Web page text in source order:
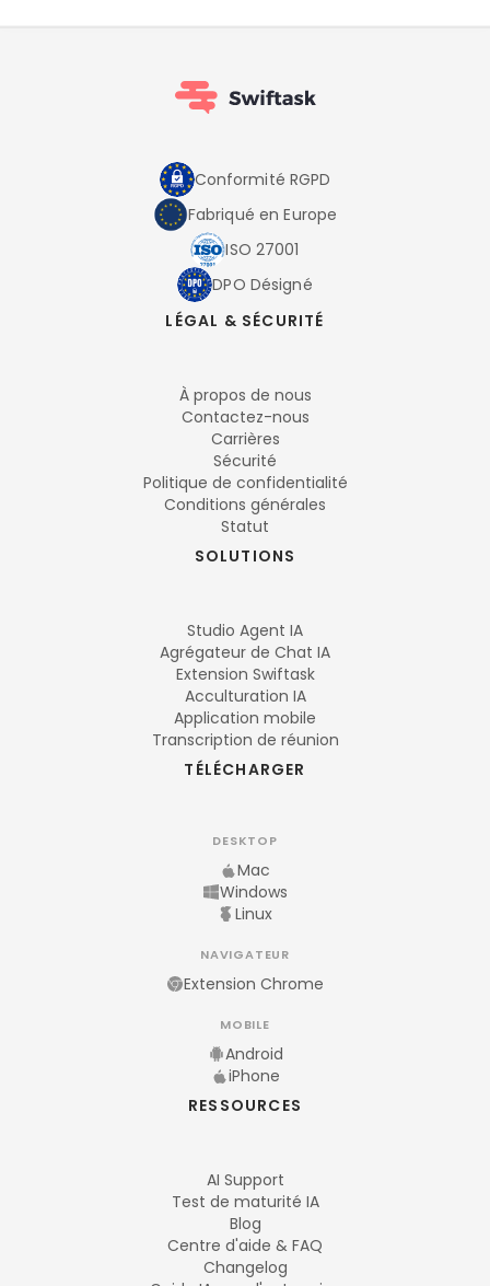
Conformité RGPD
Fabriqué en Europe
ISO 27001
DPO Désigné
LÉGAL & SÉCURITÉ
À propos de nous
Contactez-nous
Carrières
Sécurité
Politique de confidentialité
Conditions générales
Statut
SOLUTIONS
Studio Agent IA
Agrégateur de Chat IA
Extension Swiftask
Acculturation IA
Application mobile
Transcription de réunion
TÉLÉCHARGER
DESKTOP
Mac
Windows
Linux
NAVIGATEUR
Extension Chrome
MOBILE
Android
iPhone
RESSOURCES
AI Support
Test de maturité IA
Blog
Centre d'aide & FAQ
Changelog